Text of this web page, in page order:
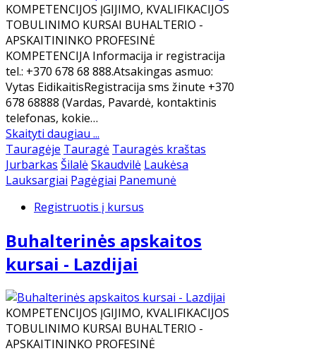
KOMPETENCIJOS ĮGIJIMO, KVALIFIKACIJOS
TOBULINIMO KURSAI BUHALTERIO -
APSKAITININKO PROFESINĖ
KOMPETENCIJA Informacija ir registracija
tel.: +370 678 68 888.Atsakingas asmuo:
Vytas EidikaitisRegistracija sms žinute +370
678 68888 (Vardas, Pavardė, kontaktinis
telefonas, kokie…
Skaityti daugiau ...
Tauragėje Tauragė Tauragės kraštas
Jurbarkas ŠilalėSkaudvilė Laukėsa
Lauksargiai Pagėgiai Panemunė
Registruotis į kursus
Buhalterinės apskaitos
kursai - Lazdijai
KOMPETENCIJOS ĮGIJIMO, KVALIFIKACIJOS
TOBULINIMO KURSAI BUHALTERIO -
APSKAITININKO PROFESINĖ